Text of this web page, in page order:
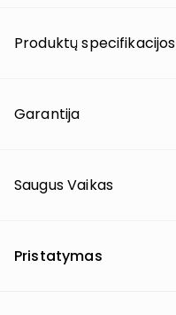
Produktų specifikacijos
Garantija
Saugus Vaikas
Pristatymas